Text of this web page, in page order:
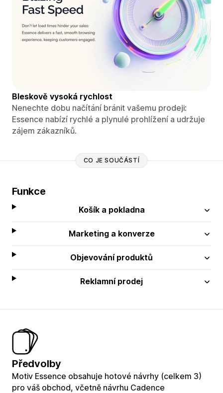
Bleskově vysoká rychlost
Nenechte dobu načítání bránit vašemu prodeji:
Essence nabízí rychlé a plynulé prohlížení a udržuje
zájem zákazníků.
CO JE SOUČÁSTÍ
Funkce
Košík a pokladna
Marketing a konverze
Objevování produktů
Reklamní prodej
Předvolby
Motiv Essence obsahuje hotové návrhy (celkem 3)
pro váš obchod, včetně návrhu Cadence